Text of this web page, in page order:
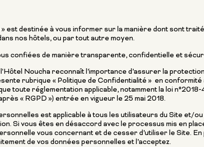
est destinée à vous informer sur la manière dont sont
nos hôtels, ou par tout autre moyen.
confiées de manière transparente, confidentielle et
Noucha reconnaît l’importance d’assurer la
rubrique « Politique de Confidentialité » en
toute réglementation applicable, notamment la loi
« RGPD ») entrée en vigueur le 25 mai 2018.
est applicable à tous les utilisateurs du Site et/
Si vous êtes en désaccord avec le processus mis en
vous concernant et de cesser d’utiliser le Site.
de vos données personnelles et l’acceptez.